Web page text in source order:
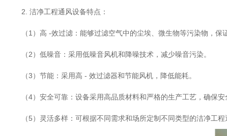
2. 洁净工程通风设备特点：
（1）高 -效过滤：能够过滤空气中的尘埃、微生物等污染物，保
（2）低噪音：采用低噪音风机和降噪技术，减少噪音污染。
（3）节能：采用高 - 效过滤器和节能风机，降低能耗。
（4）安全可靠：设备采用高品质材料和严格的生产工艺，确保安
（5）灵活多样：可根据不同需求和场所定制不同类型的洁净工程